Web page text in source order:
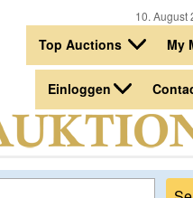
10.
Top Auctions My
Einloggen